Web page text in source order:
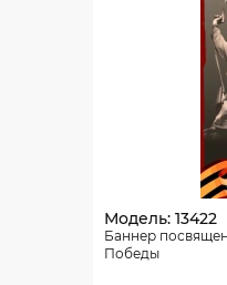
Модель: 13422
Баннер
Победы